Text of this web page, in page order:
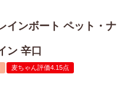
インボート ペット・ナ
ン 辛口
麦ちゃん評価4.15点